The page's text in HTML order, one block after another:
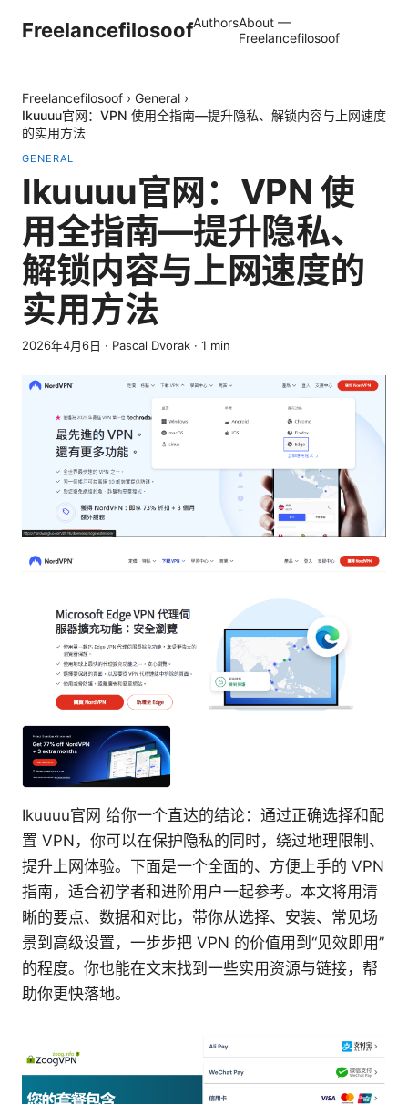
FreelancefilosoofAuthorsAbout —
Freelancefilosoof
Freelancefilosoof › General ›
Ikuuuu官网：VPN 使用全指南—提升隐私、解锁内容与上网速度
的实用方法
GENERAL
Ikuuuu官网：VPN 使
用全指南—提升隐私、
解锁内容与上网速度的
实用方法
2026年4月6日 · Pascal Dvorak · 1 min
Ikuuuu官网 给你一个直达的结论：通过正确选择和配
置 VPN，你可以在保护隐私的同时，绕过地理限制、
提升上网体验。下面是一个全面的、方便上手的 VPN
指南，适合初学者和进阶用户一起参考。本文将用清
晰的要点、数据和对比，带你从选择、安装、常见场
景到高级设置，一步步把 VPN 的价值用到“见效即用”
的程度。你也能在文末找到一些实用资源与链接，帮
助你更快落地。